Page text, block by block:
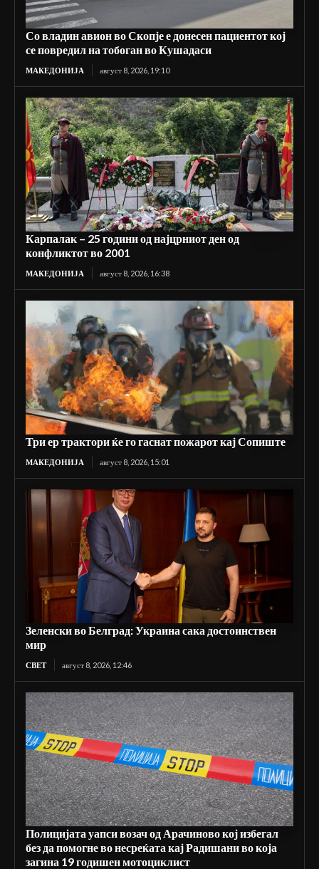
Со владин авион во Скопје е донесен пациентот кој
се повредил на тобоган во Кушадаси
МАКЕДОНИЈА август 8, 2026, 19:10
Карпалак – 25 години од најцрниот ден од
конфликтот во 2001
МАКЕДОНИЈА август 8, 2026, 16:38
Три ер трактори ќе го гаснат пожарот кај Сопиште
МАКЕДОНИЈА август 8, 2026, 15:01
Зеленски во Белград: Украина сака достоинствен
мир
СВЕТ август 8, 2026, 12:46
Полицијата уапси возач од Арачиново кој избегал
без да помогне во несреќата кај Радишани во која
загина 19 годишен мотоциклист